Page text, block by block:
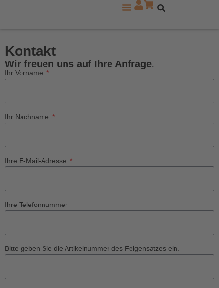
Kontakt
Wir freuen uns auf Ihre Anfrage.
Ihr Vorname
Ihr Nachname
Ihre E-Mail-Adresse
Ihre Telefonnummer
Bitte geben Sie die Artikelnummer des Felgensatzes ein.